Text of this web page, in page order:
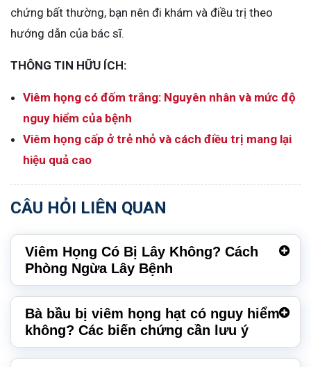
chứng bất thường, bạn nên đi khám và điều trị theo
hướng dẫn của bác sĩ.
THÔNG TIN HỮU ÍCH:
Viêm họng có đốm trắng: Nguyên nhân và mức độ
nguy hiểm của bệnh
Viêm họng cấp ở trẻ nhỏ và cách điều trị mang lại
hiệu quả cao
CÂU HỎI LIÊN QUAN
Viêm Họng Có Bị Lây Không? Cách
Phòng Ngừa Lây Bệnh
Bà bầu bị viêm họng hạt có nguy hiểm
không? Các biến chứng cần lưu ý